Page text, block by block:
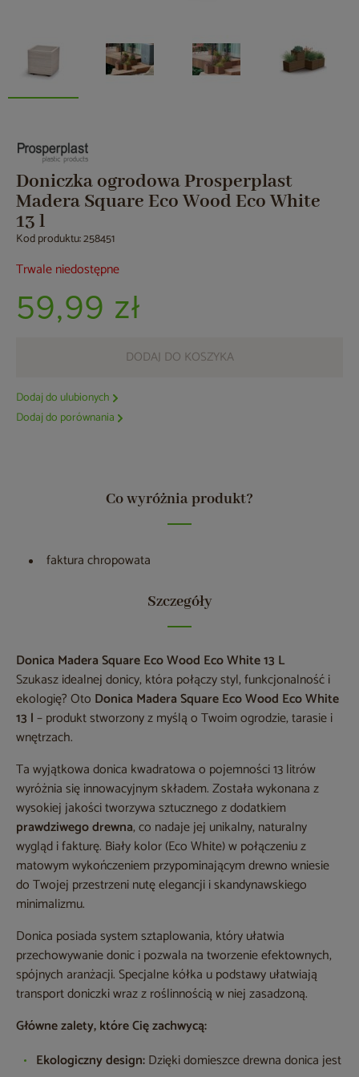
Doniczka ogrodowa Prosperplast
Madera Square Eco Wood Eco White
13 l
Kod produktu: 258451
Trwale niedostępne
59,99 zł
DODAJ DO KOSZYKA
Dodaj do ulubionych
Dodaj do porównania
Co wyróżnia produkt?
faktura chropowata
Szczegóły
Donica Madera Square Eco Wood Eco White 13 L
Szukasz idealnej donicy, która połączy styl, funkcjonalność i
ekologię? Oto Donica Madera Square Eco Wood Eco White
13 l– produkt stworzony z myślą o Twoim ogrodzie, tarasie i
wnętrzach.
Ta wyjątkowa donica kwadratowa o pojemności 13 litrów
wyróżnia się innowacyjnym składem. Została wykonana z
wysokiej jakości tworzywa sztucznego z dodatkiem
prawdziwego drewna, co nadaje jej unikalny, naturalny
wygląd i fakturę. Biały kolor (Eco White) w połączeniu z
matowym wykończeniem przypominającym drewno wniesie
do Twojej przestrzeni nutę elegancji i skandynawskiego
minimalizmu.
Donica posiada system sztaplowania, który ułatwia
przechowywanie donic i pozwala na tworzenie efektownych,
spójnych aranżacji. Specjalne kółka u podstawy ułatwiają
transport doniczki wraz z roślinnością w niej zasadzoną.
Główne zalety, które Cię zachwycą:
Ekologiczny design:Dzięki domieszce drewna donica jest